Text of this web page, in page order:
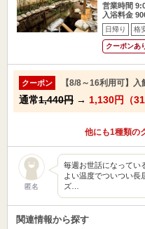
営業時間
入浴料金
日帰り 格
クーポンあ
クーポン 【8/8～16利用可】
通常1,440円 → 1,130円（
他にも1種類の
匿名
毎週お世話になってい
よい温度でついつい長
ズ…
関連情報から探す